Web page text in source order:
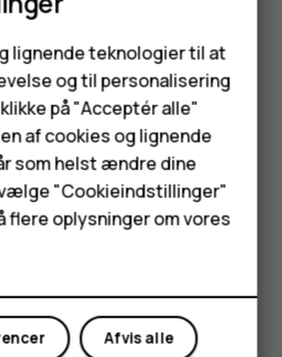
optagelsen.
optagelsen.
til sociale apps med din telefons
kan skifte til
ved at stryge til venstre.
udsendelse.
live streaming.
lignende teknologier til at
og til personalisering
på "Acceptér alle"
af cookies og lignende
som helst ændre dine
"Cookieindstillinger"
flere oplysninger om vores
Afvis alle